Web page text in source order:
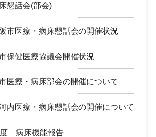
懇話会(部会)
市医療・病床懇話会の開催状況
保健医療協議会開催状況
医療・病床部会の開催について
内医療・病床懇話会の開催について
病床機能報告